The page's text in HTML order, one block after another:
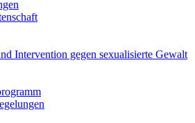
Intervention gegen sexualisierte Gewalt